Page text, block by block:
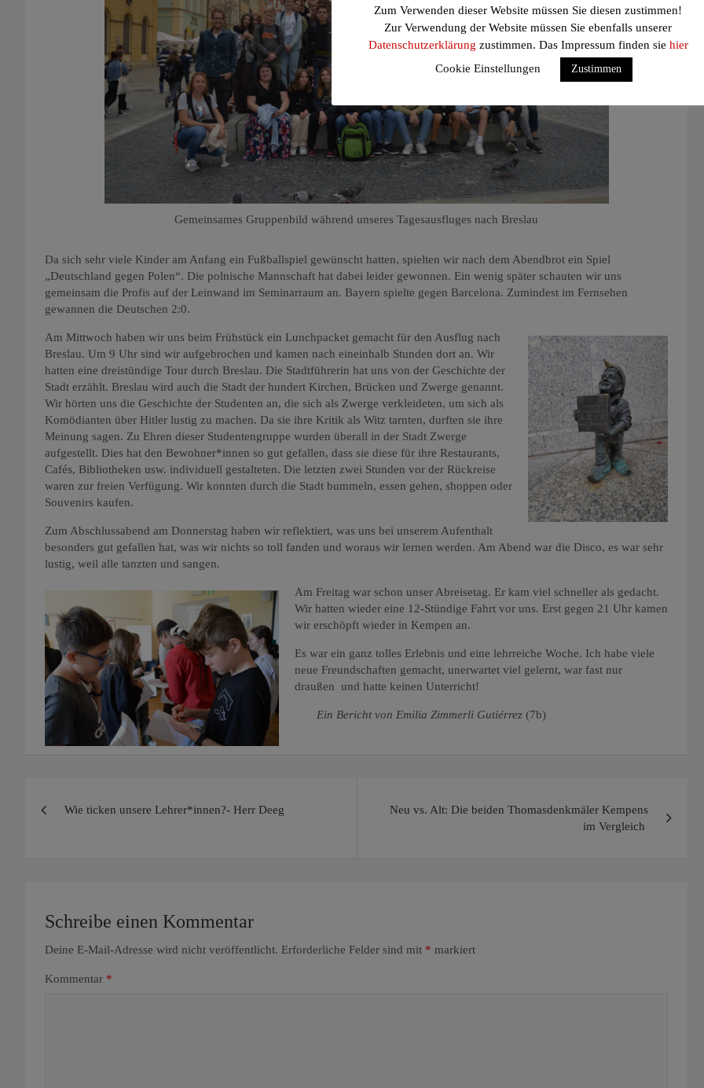
Gemeinsames Gruppenbild während unseres Tagesausfluges nach Breslau
Da sich sehr viele Kinder am Anfang ein Fußballspiel gewünscht hatten, spielten wir nach dem Abendbrot ein Spiel
„Deutschland gegen Polen“. Die polnische Mannschaft hat dabei leider gewonnen. Ein wenig später schauten wir uns
gemeinsam die Profis auf der Leinwand im Seminarraum an. Bayern spielte gegen Barcelona. Zumindest im Fernsehen
gewannen die Deutschen 2:0.
Am Mittwoch haben wir uns beim Frühstück ein Lunchpacket gemacht für den Ausflug nach
Breslau. Um 9 Uhr sind wir aufgebrochen und kamen nach eineinhalb Stunden dort an. Wir
hatten eine dreistündige Tour durch Breslau. Die Stadtführerin hat uns von der Geschichte der
Stadt erzählt. Breslau wird auch die Stadt der hundert Kirchen, Brücken und Zwerge genannt.
Wir hörten uns die Geschichte der Studenten an, die sich als Zwerge verkleideten, um sich als
Komödianten über Hitler lustig zu machen. Da sie ihre Kritik als Witz tarnten, durften sie ihre
Meinung sagen. Zu Ehren dieser Studentengruppe wurden überall in der Stadt Zwerge
aufgestellt. Dies hat den Bewohner*innen so gut gefallen, dass sie diese für ihre Restaurants,
Cafés, Bibliotheken usw. individuell gestalteten. Die letzten zwei Stunden vor der Rückreise
waren zur freien Verfügung. Wir konnten durch die Stadt bummeln, essen gehen, shoppen oder
Souvenirs kaufen.
Zum Abschlussabend am Donnerstag haben wir reflektiert, was uns bei unserem Aufenthalt
besonders gut gefallen hat, was wir nichts so toll fanden und woraus wir lernen werden. Am Abend war die Disco, es war sehr
lustig, weil alle tanzten und sangen.
Am Freitag war schon unser Abreisetag. Er kam viel schneller als gedacht.
Wir hatten wieder eine 12-Stündige Fahrt vor uns. Erst gegen 21 Uhr kamen
wir erschöpft wieder in Kempen an.
Es war ein ganz tolles Erlebnis und eine lehrreiche Woche. Ich habe viele
neue Freundschaften gemacht, unerwartet viel gelernt, war fast nur
draußen und hatte keinen Unterricht!
Ein Bericht von Emilia Zimmerli Gutiérrez (7b)
Wie ticken unsere Lehrer*innen?- Herr Deeg
Neu vs. Alt: Die beiden Thomasdenkmäler Kempens
im Vergleich
Schreibe einen Kommentar
Deine E-Mail-Adresse wird nicht veröffentlicht. Erforderliche Felder sind mit * markiert
Kommentar *
Zum Verwenden dieser Website müssen Sie diesen zustimmen!
Zur Verwendung der Website müssen Sie ebenfalls unserer
Datenschutzerklärung zustimmen. Das Impressum finden sie hier
Cookie Einstellungen
Zustimmen